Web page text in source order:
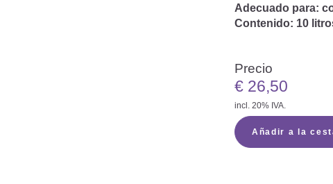
Adecuado para:
Contenido: 10
Precio
€ 26,50
incl. 20% IVA.
Añadir a la